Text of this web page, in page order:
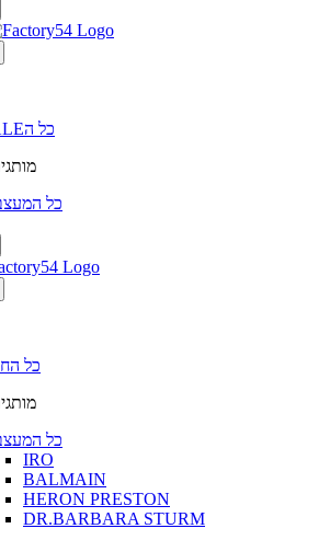
SALEכל ה
כל
כל
כל
IRO
BALMAIN
HERON PRESTON
DR.BARBARA STURM